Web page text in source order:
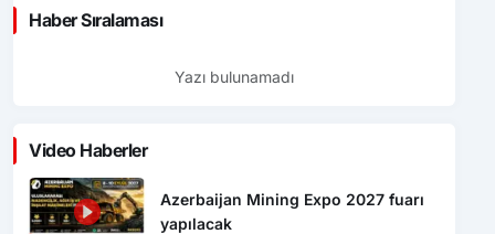
Haber Sıralaması
Yazı bulunamadı
Video Haberler
Azerbaijan Mining Expo 2027 fuarı
yapılacak